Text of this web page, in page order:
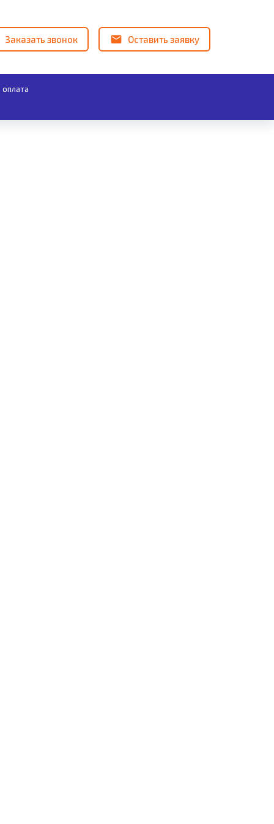
Заказать звонок Оставить заявку
оплата